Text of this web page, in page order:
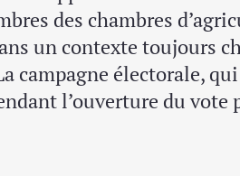
des chambres
un contexte toujours
campagne électorale,
l’ouverture du vote